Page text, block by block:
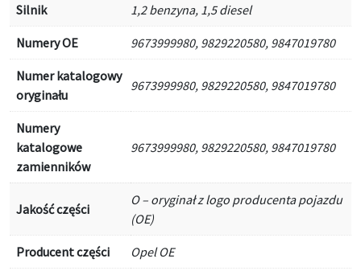
Silnik 1,2 benzyna, 1,5 diesel
Numery OE 9673999980, 9829220580, 9847019780
Numer katalogowy
oryginału
9673999980, 9829220580, 9847019780
Numery
katalogowe
zamienników
9673999980, 9829220580, 9847019780
Jakość części
O – oryginał z logo producenta pojazdu
(OE)
Producent części Opel OE